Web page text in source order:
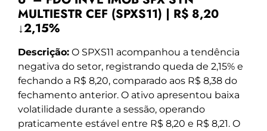
MULTIESTR CEF (SPXS11) | R$ 8,20
↓2,15%
Descrição: O SPXS11 acompanhou a tendência
negativa do setor, registrando queda de 2,15% e
fechando a R$ 8,20, comparado aos R$ 8,38 do
fechamento anterior. O ativo apresentou baixa
volatilidade durante a sessão, operando
praticamente estável entre R$ 8,20 e R$ 8,21. O